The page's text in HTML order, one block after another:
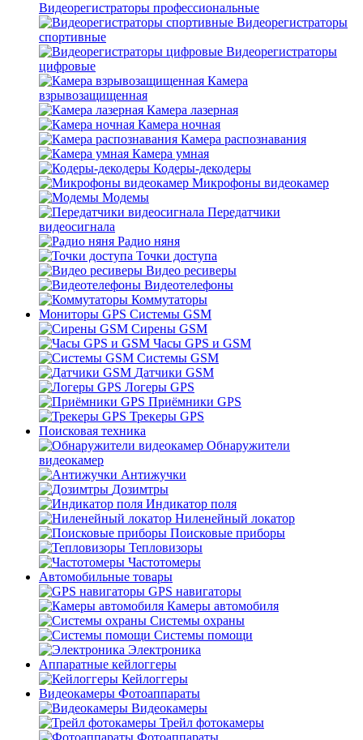
Видеорегистраторы профессиональные
Видеорегистраторы
спортивные
Видеорегистраторы
цифровые
Камера
взрывозащищенная
Камера лазерная
Камера ночная
Камера распознавания
Камера умная
Кодеры-декодеры
Микрофоны видеокамер
Модемы
Передатчики
видеосигнала
Радио няня
Точки доступа
Видео ресиверы
Видеотелефоны
Коммутаторы
Мониторы GPS Системы GSM
Сирены GSM
Часы GPS и GSM
Системы GSM
Датчики GSM
Логеры GPS
Приёмники GPS
Трекеры GPS
Поисковая техника
Обнаружители
видеокамер
Антижучки
Дозимтры
Индикатор поля
Ниленейный локатор
Поисковые приборы
Тепловизоры
Частотомеры
Автомобильные товары
GPS навигаторы
Камеры автомобиля
Системы охраны
Системы помощи
Электроника
Аппаратные кейлоггеры
Кейлоггеры
Видеокамеры Фотоаппараты
Видеокамеры
Трейл фотокамеры
Фотоаппараты